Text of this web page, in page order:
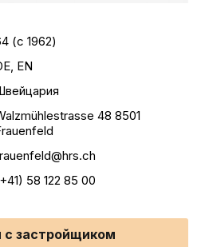
(c 1962)
EN
48 8501
58 122 85 00
с застройщиком